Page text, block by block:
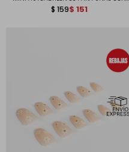
DISEÑO DE FRUTAS PARA NAIL ART
$ 159$ 151